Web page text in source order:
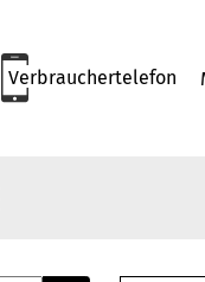
Verbrauchertelefon